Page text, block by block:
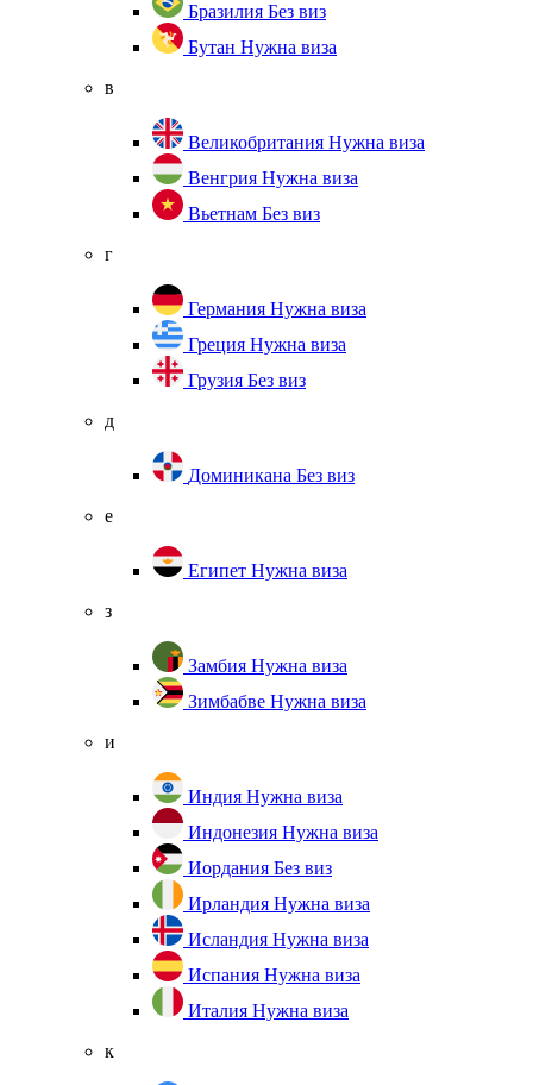
Бразилия Без виз
Бутан Нужна виза
в
Великобритания Нужна виза
Венгрия Нужна виза
Вьетнам Без виз
г
Германия Нужна виза
Греция Нужна виза
Грузия Без виз
д
Доминикана Без виз
е
Египет Нужна виза
з
Замбия Нужна виза
Зимбабве Нужна виза
и
Индия Нужна виза
Индонезия Нужна виза
Иордания Без виз
Ирландия Нужна виза
Исландия Нужна виза
Испания Нужна виза
Италия Нужна виза
к